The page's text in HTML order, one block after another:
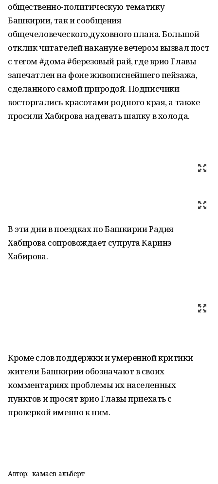
общественно-политическую тематику
Башкирии, так и сообщения
общечеловеческого,духовного плана. Большой
отклик читателей накануне вечером вызвал пост
с тегом #дома #березовый рай, где врио Главы
запечатлен на фоне живописнейшего пейзажа,
сделанного самой природой. Подписчики
восторгались красотами родного края, а также
просили Хабирова надевать шапку в холода.
В эти дни в поездках по Башкирии Радия
Хабирова сопровождает супруга Каринэ
Хабирова.
Кроме слов поддержки и умеренной критики
жители Башкирии обозначают в своих
комментариях проблемы их населенных
пунктов и просят врио Главы приехать с
проверкой именно к ним.
Автор: камаев альберт